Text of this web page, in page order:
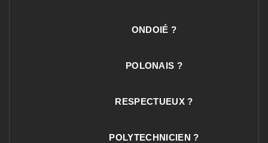
ONDOIÉ ?
POLONAIS ?
RESPECTUEUX ?
POLYTECHNICIEN ?